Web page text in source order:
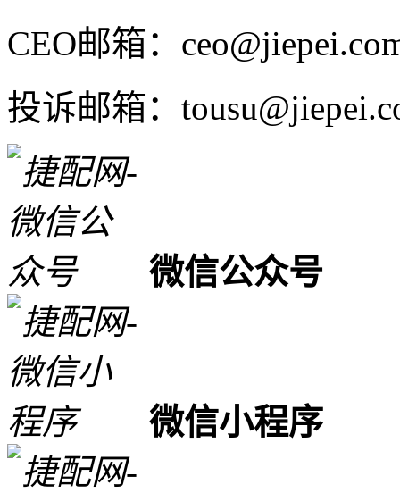
CEO邮箱：
投诉邮箱：
微信公众号
微信小程序